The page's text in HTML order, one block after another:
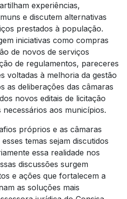
experiências,
e discutem alternativas
prestados à população.
iniciativas como compras
de novos de serviços
de regulamentos, pareceres
voltadas à melhoria da gestão
as deliberações das câmaras
novos editais de licitação
necessários aos municípios.
próprios e as câmaras
temas sejam discutidos
essa realidade nos
discussões surgem
e ações que fortalecem a
as soluções mais